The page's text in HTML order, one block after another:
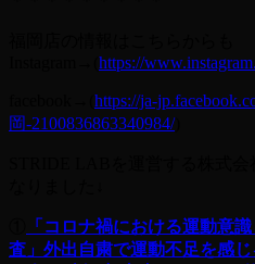
https://
https://ja-
岡-2100836863340984/)
「コロナ禍における運動意
査」外出自粛で運動不足を感